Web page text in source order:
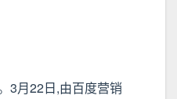
3月22日,由百度营销